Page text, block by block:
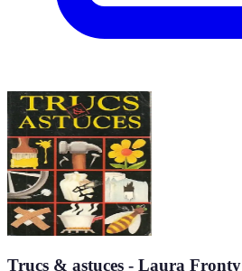
Trucs & astuces - Laura Fronty